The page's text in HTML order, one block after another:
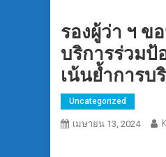
รองผู้ว่า ฯ ข
บริการร่วมป้
เน้นย้ำการบ
Uncategorized
เมษายน 13, 2024